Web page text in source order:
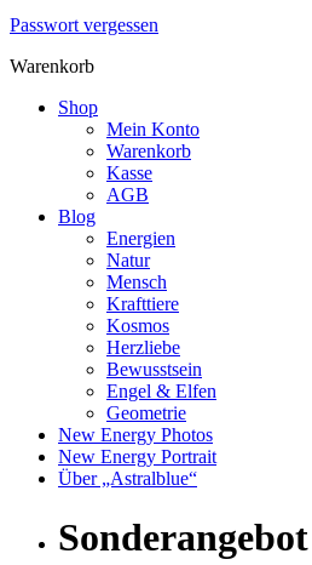
Passwort vergessen
Warenkorb
Shop
Mein Konto
Warenkorb
Kasse
AGB
Blog
Energien
Natur
Mensch
Krafttiere
Kosmos
Herzliebe
Bewusstsein
Engel & Elfen
Geometrie
New Energy Photos
New Energy Portrait
Über „Astralblue“
Sonderangebot